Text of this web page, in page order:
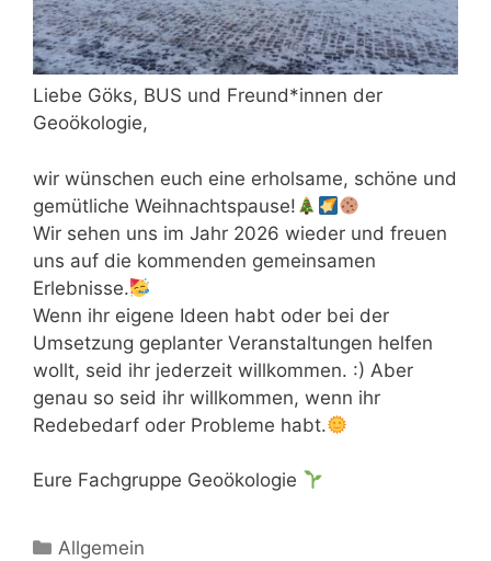
Liebe Göks, BUS und Freund*innen der
Geoökologie,
wir wünschen euch eine erholsame, schöne und
gemütliche Weihnachtspause!
Wir sehen uns im Jahr 2026 wieder und freuen
uns auf die kommenden gemeinsamen
Erlebnisse.
Wenn ihr eigene Ideen habt oder bei der
Umsetzung geplanter Veranstaltungen helfen
wollt, seid ihr jederzeit willkommen. :) Aber
genau so seid ihr willkommen, wenn ihr
Redebedarf oder Probleme habt.
Eure Fachgruppe Geoökologie
Kategorien
Allgemein